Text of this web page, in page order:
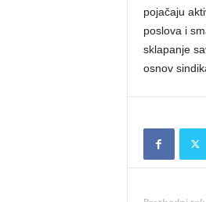
pojačaju
poslova i
sklapanje
osnov